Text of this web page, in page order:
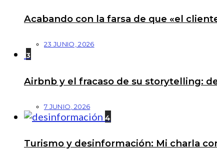
Acabando con la farsa de que «el
23 JUNIO, 2026
3
Airbnb y el fracaso de su storytelling:
7 JUNIO, 2026
4
Turismo y desinformación: Mi charla